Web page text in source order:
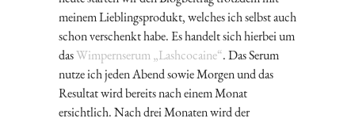
meinem Lieblingsprodukt, welches ich selbst auch
schon verschenkt habe. Es handelt sich hierbei um
dasWimpernserum „Lashcocaine“. Das Serum
nutze ich jeden Abend sowie Morgen und das
Resultat wird bereits nach einem Monat
ersichtlich. Nach drei Monaten wird der